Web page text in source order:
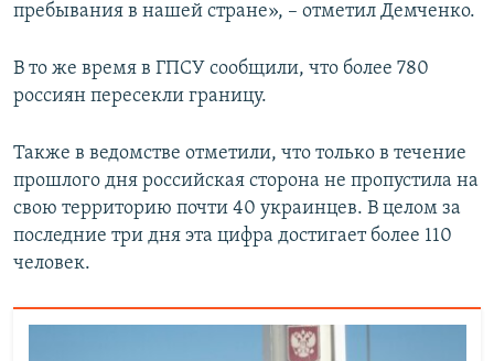
пребывания в нашей стране», – отметил Демченко.
В то же время в ГПСУ сообщили, что более 780
россиян пересекли границу.
Также в ведомстве отметили, что только в течение
прошлого дня российская сторона не пропустила на
свою территорию почти 40 украинцев. В целом за
последние три дня эта цифра достигает более 110
человек.